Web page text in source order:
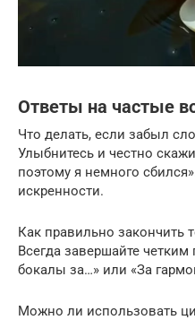
Ответы на частые
Что делать, если забыл
Улыбнитесь и честно
поэтому я немного
искренности.
Как правильно закончить
Всегда завершайте
бокалы за…» или «За
Можно ли использовать